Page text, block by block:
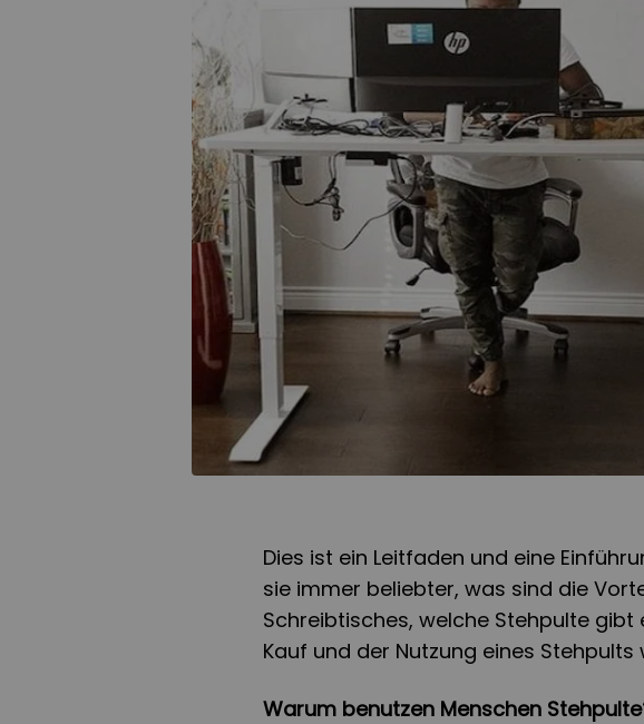
Dies ist ein Leitfaden und eine
sie immer beliebter, was sind die
Schreibtisches, welche Stehpulte
Kauf und der Nutzung eines Stehpults
Warum benutzen Menschen